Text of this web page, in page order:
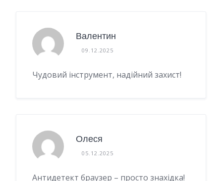
Валентин
09.12.2025
Чудовий інструмент, надійний захист!
Олеся
05.12.2025
Антидетект браузер – просто знахідка!